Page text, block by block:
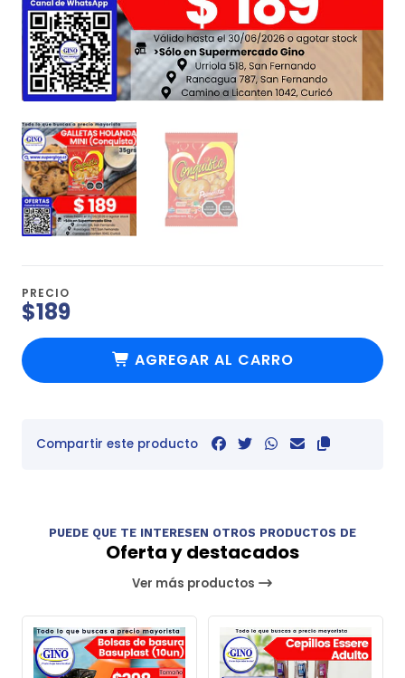
PRECIO
$189
AGREGAR AL CARRO
Compartir este producto
PUEDE QUE TE INTERESEN OTROS PRODUCTOS DE
Oferta y destacados
Ver más productos